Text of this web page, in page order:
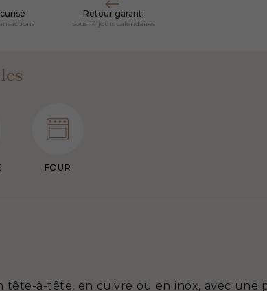
Retour garanti
sous 14 jours calendaires
FOUR
à-tête, en cuivre ou en inox, avec une